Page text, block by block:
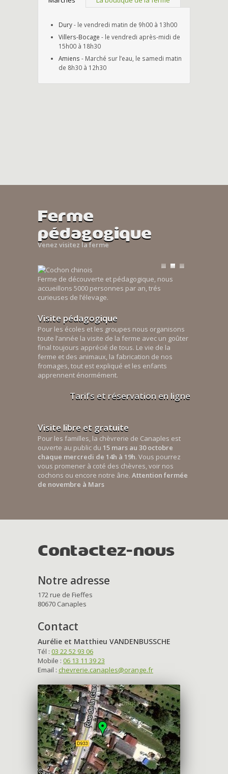
Dury- le vendredi matin de 9h00 à 13h00
Villers-Bocage - le vendredi après-midi de
15h00 à 18h30
Amiens - Marché sur l’eau, le samedi matin
de 8h30 à 12h30
Ferme
pédagogique
Venez visitez la ferme
Ferme de découverte et pédagogique, nous
accueillons 5000 personnes par an, trés
curieuses de l’élevage.
Visite pédagogique
Pour les écoles et les groupes nous organisons
toute l’année la visite de la ferme avec un goûter
final toujours apprécié de tous. Le vie de la
ferme et des animaux, la fabrication de nos
fromages, tout est expliqué et les enfants
apprennent énormément.
Tarifs et réservation en ligne
Visite libre et gratuite
Pour les familles, la chèvrerie de Canaples est
ouverte au public du 15 mars au 30 octobre
chaque mercredi de 14h à 19h. Vous pourrez
vous promener à coté des chèvres, voir nos
cochons ou encore notre âne. Attention fermée
de novembre à Mars
Contactez-nous
Notre adresse
172 rue de Fieffes
80670 Canaples
Contact
Aurélie et Matthieu VANDENBUSSCHE
Tél : 03 22 52 93 06
Mobile : 06 13 11 39 23
Email : chevrerie.canaples@orange.fr